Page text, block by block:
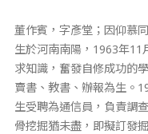
董作賓，字彥堂；因仰慕
生於河南南陽，1963年11
求知識，奮發自修成功的
賣書、教書、辦報為生。
生受聘為通信員，負責調
骨挖掘猶未盡，即擬訂發